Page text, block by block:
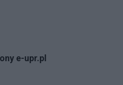
e-upr.pl